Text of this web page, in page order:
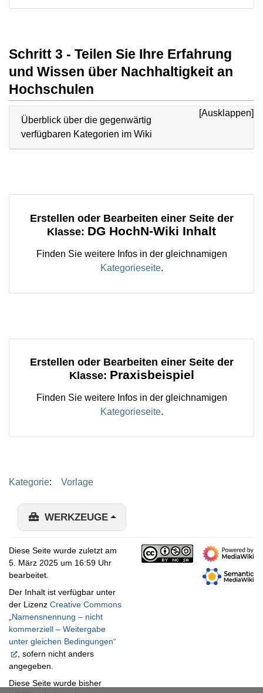
Schritt 3 - Teilen Sie Ihre Erfahrung
und Wissen über Nachhaltigkeit an
Hochschulen
Überblick über die gegenwärtig
verfügbaren Kategorien im Wiki
Erstellen oder Bearbeiten einer Seite der
Klasse: DG HochN-Wiki Inhalt
Finden Sie weitere Infos in der gleichnamigen
Kategorieseite.
Erstellen oder Bearbeiten einer Seite der
Klasse: Praxisbeispiel
Finden Sie weitere Infos in der gleichnamigen
Kategorieseite.
Kategorie: Vorlage
WERKZEUGE
Diese Seite wurde zuletzt am
5. März 2025 um 16:59 Uhr
bearbeitet.
Der Inhalt ist verfügbar unter
der Lizenz Creative Commons
„Namensnennung – nicht
kommerziell – Weitergabe
unter gleichen Bedingungen“
, sofern nicht anders
angegeben.
Diese Seite wurde bisher